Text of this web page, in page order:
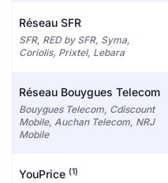
Réseau SFR
SFR, RED by SFR, Syma,
Coriolis, Prixtel, Lebara
Réseau Bouygues Telecom
Bouygues Telecom, Cdiscount
Mobile, Auchan Telecom, NRJ
Mobile
YouPrice (1)